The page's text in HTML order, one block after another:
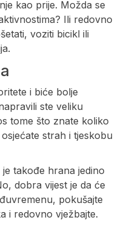
kao prije. Možda se
Ili redovno
voziti bicikl ili
i biće bolje
ste veliku
tome što znate koliko
strah i tjeskobu
takođe hrana jedino
dobra vijest je da će
pokušajte
i redovno vježbajte.